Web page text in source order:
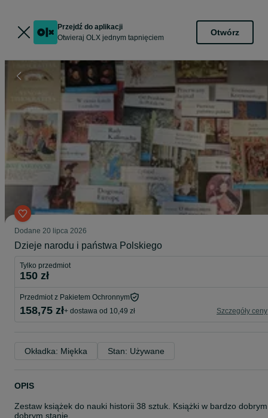
Przejdź do aplikacji
Otwieraj OLX jednym tapnięciem
Otwórz
Dodane 20 lipca 2026
Dzieje narodu i państwa Polskiego
Tylko przedmiot
150 zł
Przedmiot z Pakietem Ochronnym
158,75 zł+ dostawa od 10,49 zł Szczegóły ceny
Okładka: Miękka Stan: Używane
OPIS
Zestaw książek do nauki historii 38 sztuk. Książki w bardzo
dobrym stanie.